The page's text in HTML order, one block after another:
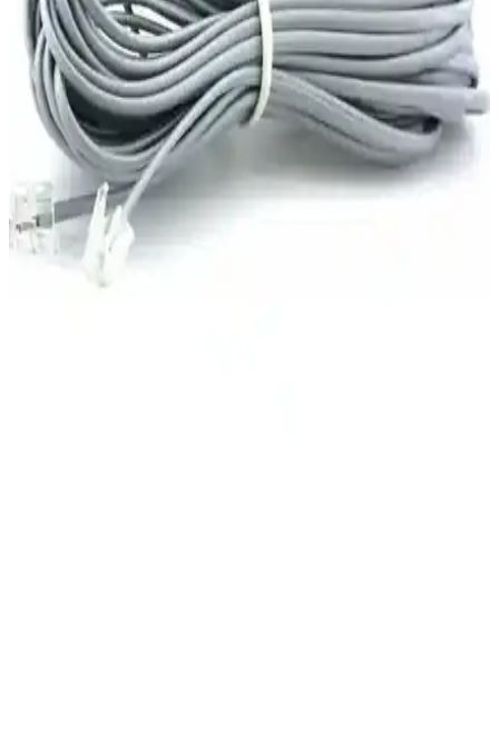
Keenetic Kn-2112-01TR ve Tp-Link Archer VR400 modellerinin
hız, kapsama alanı ve kullanım kolaylığı gibi özellikleri
karşılaştırılarak, ihtiyaçlara en uygun seçeneği belirlemenize
yardımcı olur.
iPhone 18 Pro Max'in Pil Ömrü ve Teknolojik
İyileştirmelerinin Detaylı Analizi
iPhone 18 Pro Max'in batarya kapasitesi ve modem teknolojisi pil
ömrünü artırma potansiyeli taşıyor. Ancak yazılım optimizasyonları
ve donanım enerji verimliliği bu gelişmelerin etkisini belirliyor.
Tamtel 20 Metre Uzunlukta Telefon ve Modem Ara